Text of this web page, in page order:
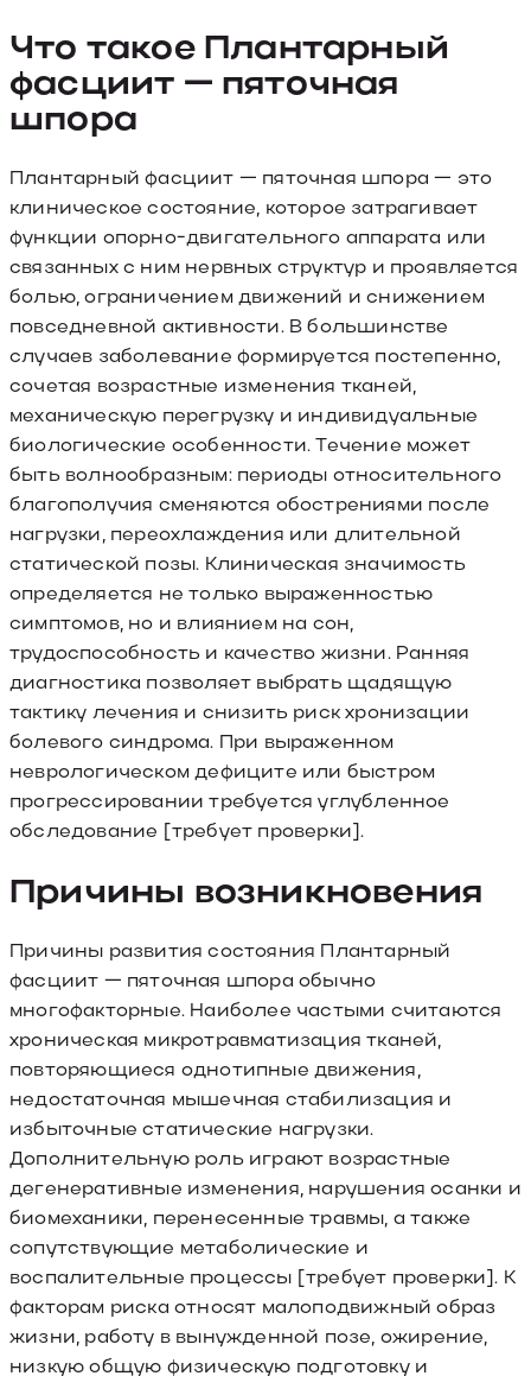
Что такое Плантарный
фасциит — пяточная
шпора
Плантарный фасциит — пяточная шпора — это
клиническое состояние, которое затрагивает
функции опорно-двигательного аппарата или
связанных с ним нервных структур и проявляется
болью, ограничением движений и снижением
повседневной активности. В большинстве
случаев заболевание формируется постепенно,
сочетая возрастные изменения тканей,
механическую перегрузку и индивидуальные
биологические особенности. Течение может
быть волнообразным: периоды относительного
благополучия сменяются обострениями после
нагрузки, переохлаждения или длительной
статической позы. Клиническая значимость
определяется не только выраженностью
симптомов, но и влиянием на сон,
трудоспособность и качество жизни. Ранняя
диагностика позволяет выбрать щадящую
тактику лечения и снизить риск хронизации
болевого синдрома. При выраженном
неврологическом дефиците или быстром
прогрессировании требуется углубленное
обследование [требует проверки].
Причины возникновения
Причины развития состояния Плантарный
фасциит — пяточная шпора обычно
многофакторные. Наиболее частыми считаются
хроническая микротравматизация тканей,
повторяющиеся однотипные движения,
недостаточная мышечная стабилизация и
избыточные статические нагрузки.
Дополнительную роль играют возрастные
дегенеративные изменения, нарушения осанки и
биомеханики, перенесенные травмы, а также
сопутствующие метаболические и
воспалительные процессы [требует проверки]. К
факторам риска относят малоподвижный образ
жизни, работу в вынужденной позе, ожирение,
низкую общую физическую подготовку и